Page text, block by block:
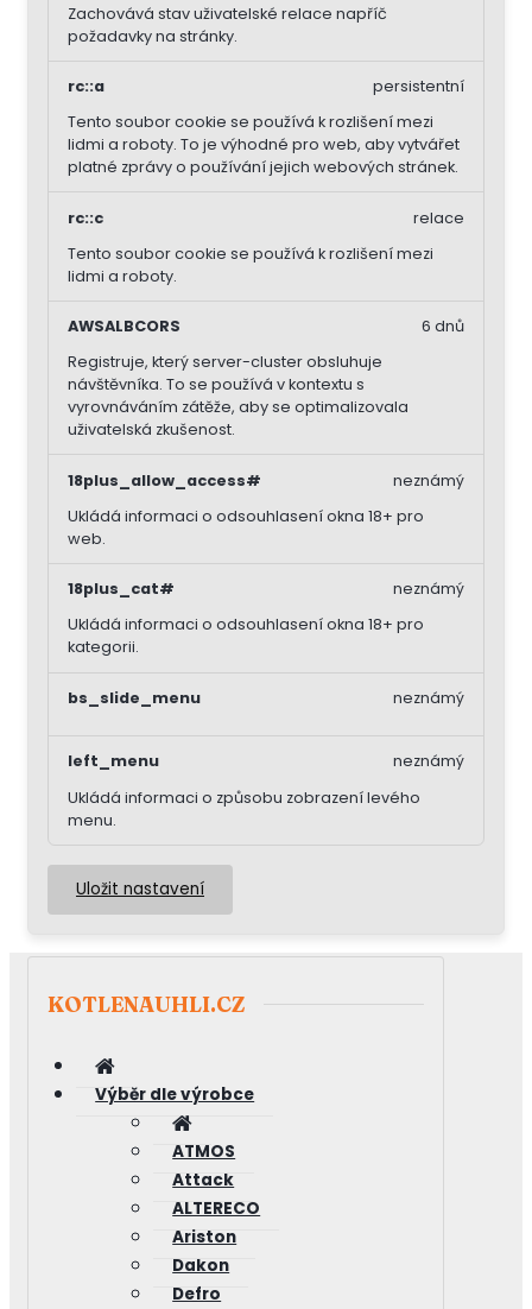
Zachovává stav uživatelské relace napříč
požadavky na stránky.
rc::a
Tento soubor cookie se používá k rozlišení mezi
lidmi a roboty. To je výhodné pro web, aby vytvářet
platné zprávy o používání jejich webových stránek.
persistentní
rc::c
Tento soubor cookie se používá k rozlišení mezi
lidmi a roboty.
relace
AWSALBCORS
Registruje, který server-cluster obsluhuje
návštěvníka. To se používá v kontextu s
vyrovnáváním zátěže, aby se optimalizovala
uživatelská zkušenost.
6 dnů
18plus_allow_access#
Ukládá informaci o odsouhlasení okna 18+ pro
web.
neznámý
18plus_cat#
Ukládá informaci o odsouhlasení okna 18+ pro
kategorii.
neznámý
bs_slide_menu neznámý
left_menu
Ukládá informaci o způsobu zobrazení levého
menu.
neznámý
Uložit nastavení
KOTLENAUHLI.CZ
Výběr dle výrobce
ATMOS
Attack
ALTERECO
Ariston
Dakon
Defro